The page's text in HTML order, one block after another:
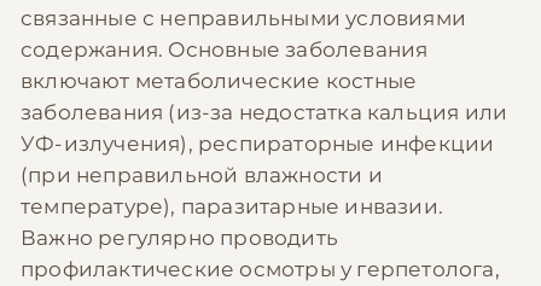
связанные с неправильными условиями
содержания. Основные заболевания
включают метаболические костные
заболевания (из-за недостатка кальция или
УФ-излучения), респираторные инфекции
(при неправильной влажности и
температуре), паразитарные инвазии.
Важно регулярно проводить
профилактические осмотры у герпетолога,